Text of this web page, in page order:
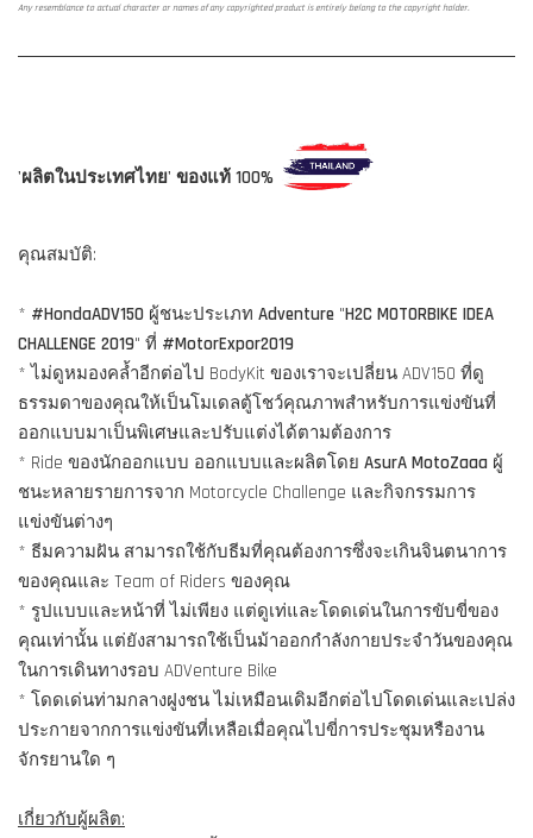
Any resemblance to actual character or names of any copyrighted product is entirely belong to the copyright holder.
'ผลิตในประเทศไทย' ของแท้ 100%
คุณสมบัติ:
* #HondaADV150 ผู้ชนะประเภท Adventure "H2C MOTORBIKE IDEA
CHALLENGE 2019" ที่ #MotorExpor2019
* ไม่ดูหมองคล้ำอีกต่อไป BodyKit ของเราจะเปลี่ยน ADV150 ที่ดู
ธรรมดาของคุณให้เป็นโมเดลตู้โชว์คุณภาพสำหรับการแข่งขันที่
ออกแบบมาเป็นพิเศษและปรับแต่งได้ตามต้องการ
* Ride ของนักออกแบบ ออกแบบและผลิตโดย AsurA MotoZaaa ผู้
ชนะหลายรายการจาก Motorcycle Challenge และกิจกรรมการ
แข่งขันต่างๆ
* ธีมความฝัน สามารถใช้กับธีมที่คุณต้องการซึ่งจะเกินจินตนาการ
ของคุณและ Team of Riders ของคุณ
* รูปแบบและหน้าที่ ไม่เพียง แต่ดูเท่และโดดเด่นในการขับขี่ของ
คุณเท่านั้น แต่ยังสามารถใช้เป็นม้าออกกำลังกายประจำวันของคุณ
ในการเดินทางรอบ ADVenture Bike
* โดดเด่นท่ามกลางฝูงชน ไม่เหมือนเดิมอีกต่อไปโดดเด่นและเปล่ง
ประกายจากการแข่งขันที่เหลือเมื่อคุณไปขี่การประชุมหรืองาน
จักรยานใด ๆ
เกี่ยวกับผู้ผลิต: